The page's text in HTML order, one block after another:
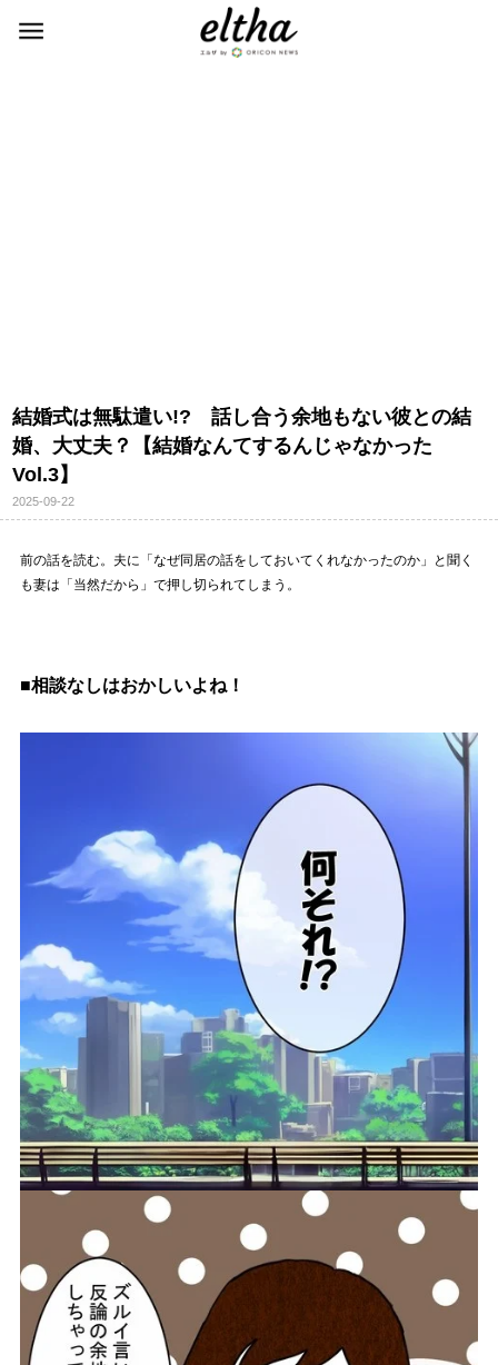
結婚式は無駄遣い!? 話し合う余地もない彼との結
婚、大丈夫？【結婚なんてするんじゃなかった
Vol.3】
2025-09-22
前の話を読む。夫に「なぜ同居の話をしておいてくれなかったのか」と聞く
も妻は「当然だから」で押し切られてしまう。
■相談なしはおかしいよね！